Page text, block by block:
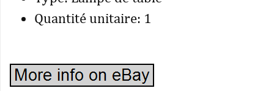
Quantité unitaire: 1